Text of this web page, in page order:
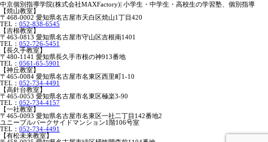
中京個別指導学院(株式会社MAXFactory)| 小学生・中学生・高校生の学習塾、個別指導
【焼山教室】
〒468-0002 愛知県名古屋市天白区焼山1丁目420
TEL： 052-838-6545
【吉根教室】
〒463-0813 愛知県名古屋市守山区吉根南1401
TEL： 052-726-5451
【長久手教室】
〒480-1141 愛知県長久手市根の神913番地
TEL： 0561-65-5901
【神丘教室】
〒465-0084 愛知県名古屋市名東区西里町1-10
TEL： 052-734-4491
【高針台教室】
〒465-0053 愛知県名古屋市名東区極楽3-90
TEL： 052-734-4157
【一社教室】
〒465-0093 愛知県名古屋市名東区一社二丁目142番地2
ユニーブルパークサイドマンション1階106号室
TEL： 052-734-4491
【有松未来教室】